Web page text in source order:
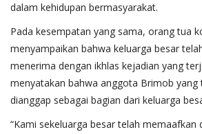
dalam kehidupan bermasyarakat.
Pada kesempatan yang sama, orang tua
menyampaikan bahwa keluarga besar
menerima dengan ikhlas kejadian yang
menyatakan bahwa anggota Brimob yang
dianggap sebagai bagian dari keluarga
“Kami sekeluarga besar telah memaafkan